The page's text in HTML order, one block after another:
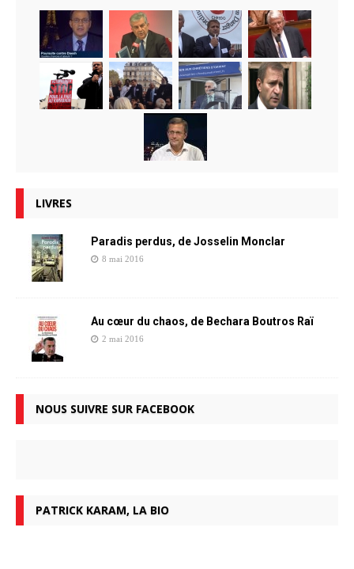
LIVRES
Paradis perdus, de Josselin Monclar
8 mai 2016
Au cœur du chaos, de Bechara Boutros Raï
2 mai 2016
NOUS SUIVRE SUR FACEBOOK
PATRICK KARAM, LA BIO